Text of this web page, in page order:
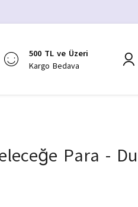
500 TL ve Üzeri
Kargo Bedava
Para -